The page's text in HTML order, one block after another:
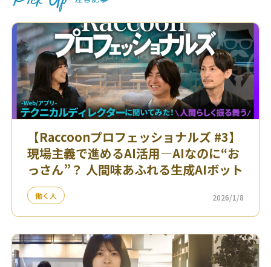
【Raccoonプロフェッショナルズ #3】
現場主義で進めるAI活用—AIなのに“お
っさん”？ 人間味あふれる生成AIボット
働く人 2026/1/8